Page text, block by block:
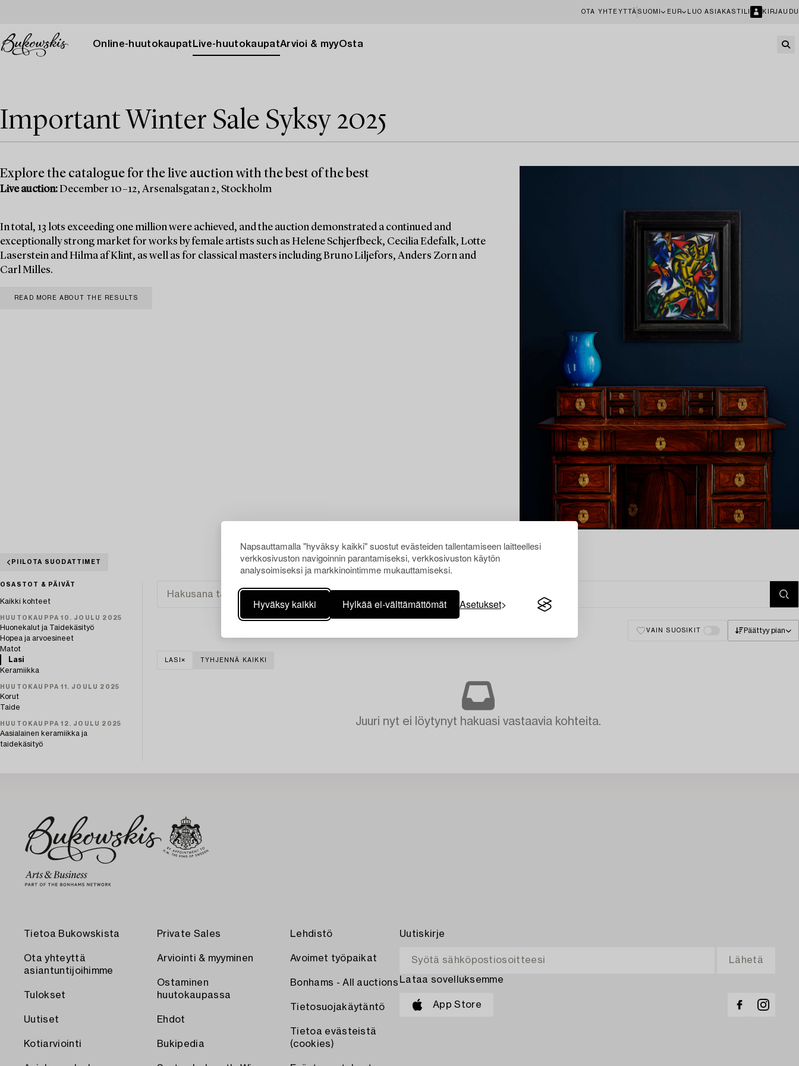
Napsauttamalla "hyväksy kaikki" suostut evästeiden tallentamiseen laitteellesi
verkkosivuston navigoinnin parantamiseksi, verkkosivuston käytön
analysoimiseksi ja markkinointimme mukauttamiseksi.
Hyväksy kaikki Hylkää ei-välttämättömät Asetukset
OTA YHTEYTTÄ SUOMI EUR LUO ASIAKASTILI KIRJAUDU
Online-huutokaupat Live-huutokaupatArvioi & myyOsta
Important Winter Sale Syksy 2025
Explore the catalogue for the live auction with the best of the best
Live auction:December 10–12, Arsenalsgatan 2, Stockholm
In total, 13 lots exceeding one million were achieved, and the auction demonstrated a continued and
exceptionally strong market for works by female artists such as Helene Schjerfbeck, Cecilia Edefalk, Lotte
Laserstein and Hilma af Klint, as well as for classical masters including Bruno Liljefors, Anders Zorn and
Carl Milles.
READ MORE ABOUT THE RESULTS
PIILOTA SUODATTIMET
OSASTOT & PÄIVÄT
Kaikki kohteet
HUUTOKAUPPA 10. JOULU 2025
Huonekalut ja Taidekäsityö
Hopea ja arvoesineet
Matot
Lasi
Keramiikka
HUUTOKAUPPA 11. JOULU 2025
Korut
Taide
HUUTOKAUPPA 12. JOULU 2025
Aasialainen keramiikka ja
taidekäsityö
VAIN SUOSIKIT Päättyy pian
LASI TYHJENNÄ KAIKKI
Juuri nyt ei löytynyt hakuasi vastaavia kohteita.
Tietoa Bukowskista
Ota yhteyttä
asiantuntijoihimme
Tulokset
Uutiset
Kotiarviointi
Private Sales
Arviointi & myyminen
Ostaminen
huutokaupassa
Ehdot
Bukipedia
Lehdistö
Avoimet työpaikat
Bonhams - All auctions
Tietosuojakäytäntö
Tietoa evästeistä
(cookies)
Uutiskirje
Lataa sovelluksemme
App Store